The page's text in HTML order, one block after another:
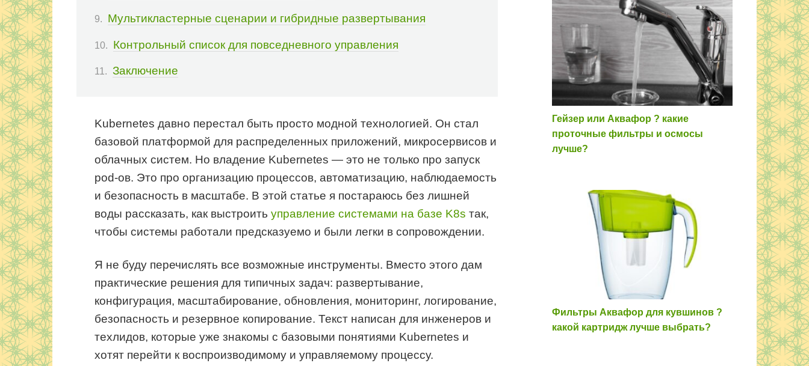
Мультикластерные сценарии и гибридные развертывания
Контрольный список для повседневного управления
Заключение
Kubernetes давно перестал быть просто модной технологией. Он стал
базовой платформой для распределенных приложений, микросервисов и
облачных систем. Но владение Kubernetes — это не только про запуск
pod-ов. Это про организацию процессов, автоматизацию, наблюдаемость
и безопасность в масштабе. В этой статье я постараюсь без лишней
воды рассказать, как выстроить управление системами на базе K8s так,
чтобы системы работали предсказуемо и были легки в сопровождении.
Я не буду перечислять все возможные инструменты. Вместо этого дам
практические решения для типичных задач: развертывание,
конфигурация, масштабирование, обновления, мониторинг, логирование,
безопасность и резервное копирование. Текст написан для инженеров и
техлидов, которые уже знакомы с базовыми понятиями Kubernetes и
хотят перейти к воспроизводимому и управляемому процессу.
Гейзер или Аквафор ? какие
проточные фильтры и осмосы
лучше?
Фильтры Аквафор для кувшинов ?
какой картридж лучше выбрать?